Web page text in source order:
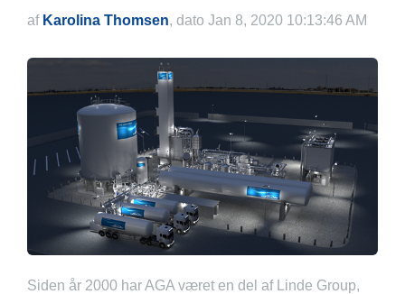
af Karolina Thomsen, dato Jan 8, 2020 10:13:46 AM
Siden år 2000 har AGA været en del af Linde Group,